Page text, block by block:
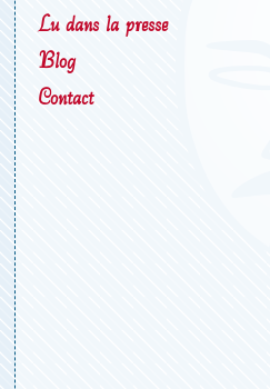
Lu dans la presse
Blog
Contact